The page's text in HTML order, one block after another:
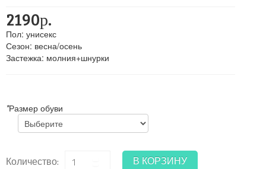
2190р.
Пол: унисекс
Сезон: весна/осень
Застежка: молния+шнурки
*Размер обуви
Количество: В КОРЗИНУ